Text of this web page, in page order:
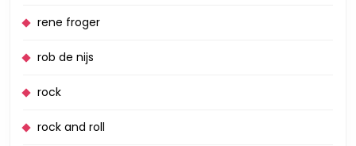
rene froger
rob de nijs
rock
rock and roll